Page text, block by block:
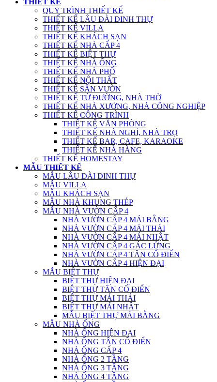
THIẾT KẾ
QUY TRÌNH THIẾT KẾ
THIẾT KẾ LÂU ĐÀI DINH THỰ
THIẾT KẾ VILLA
THIẾT KẾ KHÁCH SẠN
THIẾT KẾ NHÀ CẤP 4
THIẾT KẾ BIỆT THỰ
THIẾT KẾ NHÀ ỐNG
THIẾT KẾ NHÀ PHỐ
THIẾT KẾ NỘI THẤT
THIẾT KẾ SÂN VƯỜN
THIẾT KẾ TỪ ĐƯỜNG, NHÀ THỜ
THIẾT KẾ NHÀ XƯỞNG, NHÀ CÔNG NGHIỆP
THIẾT KẾ CÔNG TRÌNH
THIẾT KẾ VĂN PHÒNG
THIẾT KẾ NHÀ NGHỈ, NHÀ TRỌ
THIẾT KẾ BAR, CAFE, KARAOKE
THIẾT KẾ NHÀ HÀNG
THIẾT KẾ HOMESTAY
MẪU THIẾT KẾ
MẪU LÂU ĐÀI DINH THỰ
MẪU VILLA
MẪU KHÁCH SẠN
MẪU NHÀ KHUNG THÉP
MẪU NHÀ VƯỜN CẤP 4
NHÀ VƯỜN CẤP 4 MÁI BẰNG
NHÀ VƯỜN CẤP 4 MÁI THÁI
NHÀ VƯỜN CẤP 4 MÁI NHẬT
NHÀ VƯỜN CẤP 4 GÁC LỬNG
NHÀ VƯỜN CẤP 4 TÂN CỔ ĐIỂN
NHÀ VƯỜN CẤP 4 HIỆN ĐẠI
MẪU BIỆT THỰ
BIỆT THỰ HIỆN ĐẠI
BIỆT THỰ TÂN CỔ ĐIỂN
BIỆT THỰ MÁI THÁI
BIỆT THỰ MÁI NHẬT
MẪU BIỆT THỰ MÁI BẰNG
MẪU NHÀ ỐNG
NHÀ ỐNG HIỆN ĐẠI
NHÀ ỐNG TÂN CỔ ĐIỂN
NHÀ ỐNG CẤP 4
NHÀ ỐNG 2 TẦNG
NHÀ ỐNG 3 TẦNG
NHÀ ỐNG 4 TẦNG